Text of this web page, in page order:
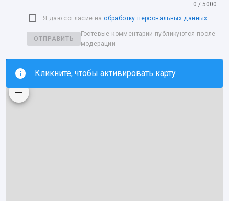
0 / 5000
Я даю согласие на обработку персональных данных
ОТПРАВИТЬ
Гостевые комментарии публикуются после
модерации
Кликните, чтобы активировать карту